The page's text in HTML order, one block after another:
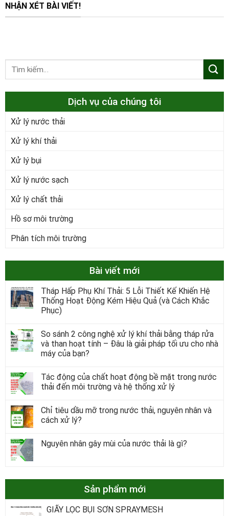
NHẬN XÉT BÀI VIẾT!
Dịch vụ của chúng tôi
Xử lý nước thải
Xử lý khí thải
Xử lý bụi
Xử lý nước sạch
Xử lý chất thải
Hồ sơ môi trường
Phân tích môi trường
Bài viết mới
Tháp Hấp Phụ Khí Thải: 5 Lỗi Thiết Kế Khiến Hệ
Thống Hoạt Động Kém Hiệu Quả (và Cách Khắc
Phục)
So sánh 2 công nghệ xử lý khí thải bằng tháp rửa
và than hoạt tính – Đâu là giải pháp tối ưu cho nhà
máy của bạn?
Tác động của chất hoạt động bề mặt trong nước
thải đến môi trường và hệ thống xử lý
Chỉ tiêu dầu mỡ trong nước thải, nguyên nhân và
cách xử lý?
Nguyên nhân gây mùi của nước thải là gì?
Sản phẩm mới
GIẤY LỌC BỤI SƠN SPRAYMESH